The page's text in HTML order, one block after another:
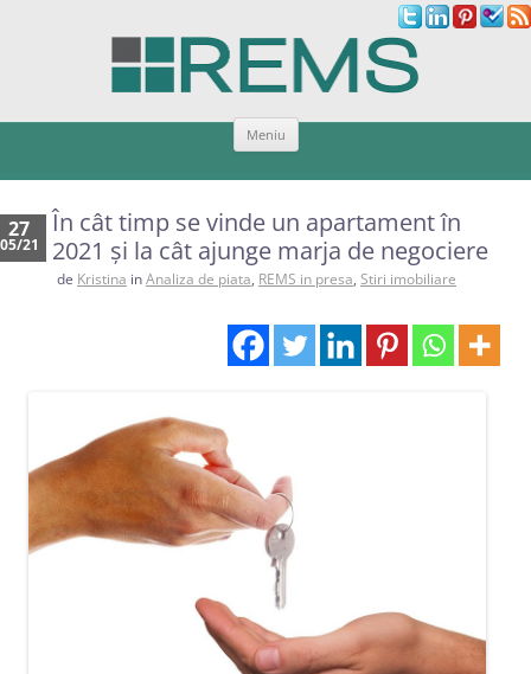
Meniu
Sari
conținut
27
05/21
În cât timp se vinde un apartament în
2021 și la cât ajunge marja de negociere
de Kristina inAnaliza de piata, REMS in presa, Stiri imobiliare